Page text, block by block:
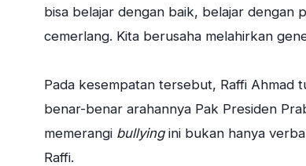
bisa belajar dengan baik, belajar dengan
cemerlang. Kita berusaha melahirkan
Pada kesempatan tersebut, Raffi Ahmad
benar-benar arahannya Pak Presiden
memerangi bullyingini bukan hanya
Raffi.